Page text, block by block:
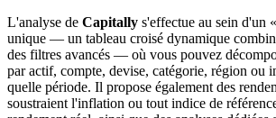
L'analyse de Capitally s'effectue au sein d'un
unique — un tableau croisé dynamique
des filtres avancés — où vous pouvez
par actif, compte, devise, catégorie, région ou
quelle période. Il propose également des
soustraient l'inflation ou tout indice de